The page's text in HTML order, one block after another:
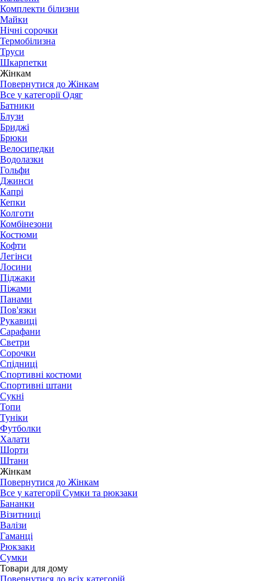
Комплекти білизни
Майки
Нічні сорочки
Термобілизна
Труси
Шкарпетки
Жінкам
Повернутися до Жінкам
Все у категорії Одяг
Батники
Блузи
Бриджі
Брюки
Велосипедки
Водолазки
Гольфи
Джинси
Капрі
Кепки
Колготи
Комбінезони
Костюми
Кофти
Легінси
Лосини
Піджаки
Піжами
Панами
Пов'язки
Рукавиці
Сарафани
Светри
Сорочки
Спідниці
Спортивні костюми
Спортивні штани
Сукні
Топи
Туніки
Футболки
Халати
Шорти
Штани
Жінкам
Повернутися до Жінкам
Все у категорії Сумки та рюкзаки
Бананки
Візитниці
Валізи
Гаманці
Рюкзаки
Сумки
Товари для дому
Повернутися до всіх категорій